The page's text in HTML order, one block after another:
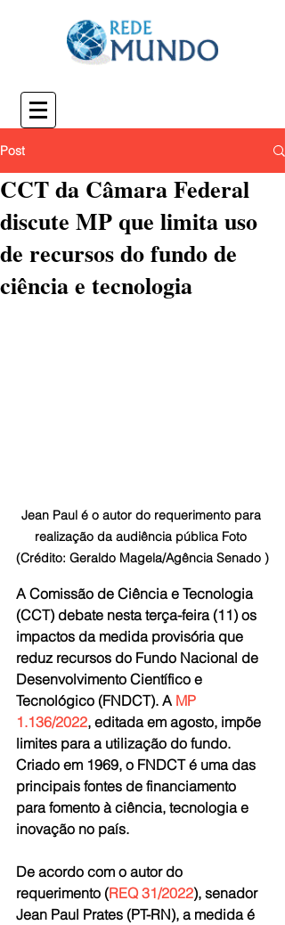
Post
CCT da Câmara Federal
discute MP que limita uso
de recursos do fundo de
ciência e tecnologia
Jean Paul é o autor do requerimento para
realização da audiência pública Foto
(Crédito: Geraldo Magela/Agência Senado )
A Comissão de Ciência e Tecnologia
(CCT) debate nesta terça-feira (11) os
impactos da medida provisória que
reduz recursos do Fundo Nacional de
Desenvolvimento Científico e
Tecnológico (FNDCT). A MP
1.136/2022, editada em agosto, impõe
limites para a utilização do fundo.
Criado em 1969, o FNDCT é uma das
principais fontes de financiamento
para fomento à ciência, tecnologia e
inovação no país.
De acordo com o autor do
requerimento (REQ 31/2022), senador
Jean Paul Prates (PT-RN), a medida é